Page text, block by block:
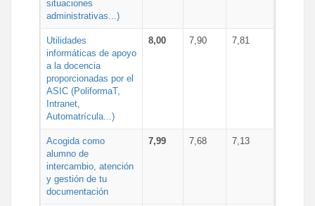
situaciones
administrativas...)
Utilidades
informáticas de apoyo
a la docencia
proporcionadas por el
ASIC (PoliformaT,
Intranet,
Automatrícula...)
8,00 7,90 7,81
Acogida como
alumno de
intercambio, atención
y gestión de tu
documentación
7,99 7,68 7,13